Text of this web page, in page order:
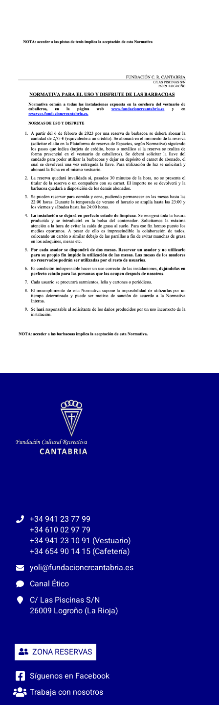
+34 941 23 77 99
+34 610 02 97 79
+34 941 23 10 91 (Vestuario)
+34 654 90 14 15 (Cafetería)
yoli@fundacioncrcantabria.es
Canal Ético
C/ Las Piscinas S/N
26009 Logroño (La Rioja)
ZONA RESERVAS
Síguenos en Facebook
Trabaja con nosotros